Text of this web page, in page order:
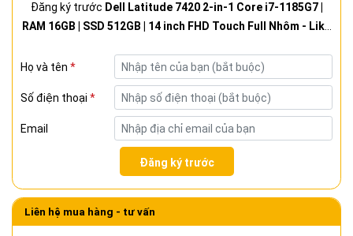
Đăng ký trước Dell Latitude 7420 2-in-1 Core i7-1185G7 |
RAM 16GB | SSD 512GB | 14 inch FHD Touch Full Nhôm - Like
Họ và tên *
Số điện thoại *
Email
Đăng ký trước
Liên hệ mua hàng - tư vấn